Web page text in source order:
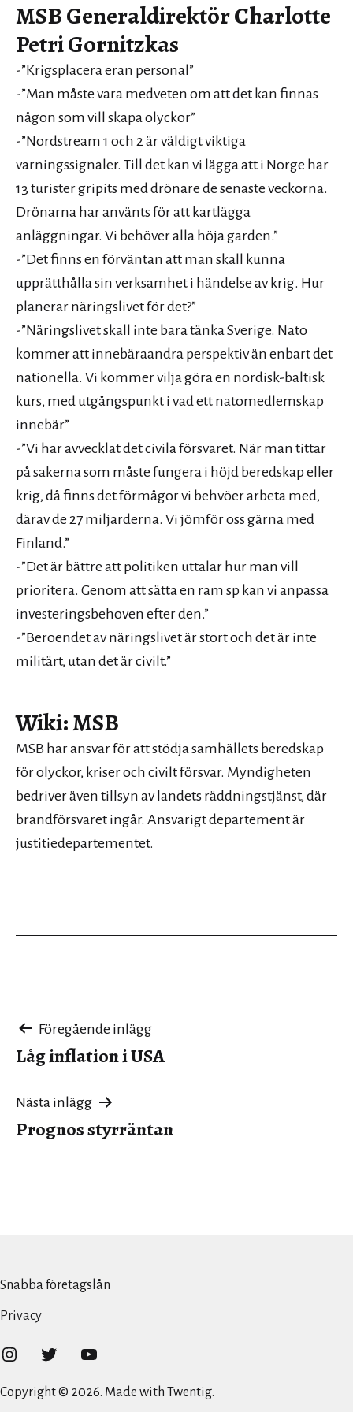
MSB Generaldirektör Charlotte
Petri Gornitzkas
-”Krigsplacera eran personal”
-”Man måste vara medveten om att det kan finnas
någon som vill skapa olyckor”
-”Nordstream 1 och 2 är väldigt viktiga
varningssignaler. Till det kan vi lägga att i Norge har
13 turister gripits med drönare de senaste veckorna.
Drönarna har använts för att kartlägga
anläggningar. Vi behöver alla höja garden.”
-”Det finns en förväntan att man skall kunna
upprätthålla sin verksamhet i händelse av krig. Hur
planerar näringslivet för det?”
-”Näringslivet skall inte bara tänka Sverige. Nato
kommer att innebäraandra perspektiv än enbart det
nationella. Vi kommer vilja göra en nordisk-baltisk
kurs, med utgångspunkt i vad ett natomedlemskap
innebär”
-”Vi har avvecklat det civila försvaret. När man tittar
på sakerna som måste fungera i höjd beredskap eller
krig, då finns det förmågor vi behvöer arbeta med,
därav de 27 miljarderna. Vi jömför oss gärna med
Finland.”
-”Det är bättre att politiken uttalar hur man vill
prioritera. Genom att sätta en ram sp kan vi anpassa
investeringsbehoven efter den.”
-”Beroendet av näringslivet är stort och det är inte
militärt, utan det är civilt.”
Wiki: MSB
MSB har ansvar för att stödja samhällets beredskap
för olyckor, kriser och civilt försvar. Myndigheten
bedriver även tillsyn av landets räddningstjänst, där
brandförsvaret ingår. Ansvarigt departement är
justitiedepartementet.
Inläggsnavigering
Föregående inlägg
Låg inflation i USA
Nästa inlägg
Prognos styrräntan
Copyright © 2026. Made with Twentig.
Snabba företagslån
Privacy
InstagramTwitter